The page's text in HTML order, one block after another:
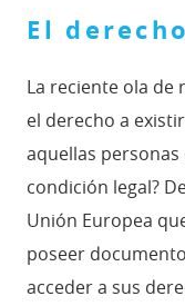
El
La reciente ola
el derecho a
aquellas
condición legal?
Unión Europea
poseer
acceder a sus